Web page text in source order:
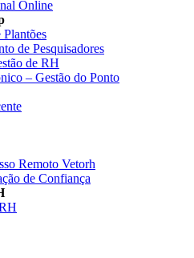
Online
de Pesquisadores
de RH
– Gestão do Ponto
Remoto Vetorh
de Confiança